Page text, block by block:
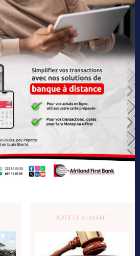
ARTICLE SUIVANT